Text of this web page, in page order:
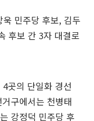
민주당 후보, 김두
후보 간 3자 대결로
곳의 단일화 경선
구에서는 천병태
강정덕 민주당 후